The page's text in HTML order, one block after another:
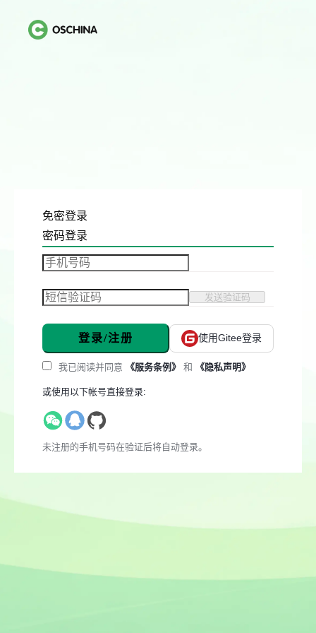
免密登录
密码登录
发送验证码
登录/注册 使用Gitee登录
我已阅读并同意 《服务条例》 和 《隐私声明》
或使用以下帐号直接登录:
未注册的手机号码在验证后将自动登录。